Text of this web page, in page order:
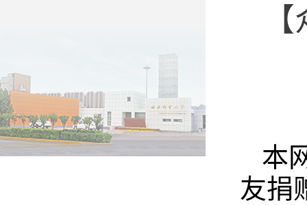
本
友捐